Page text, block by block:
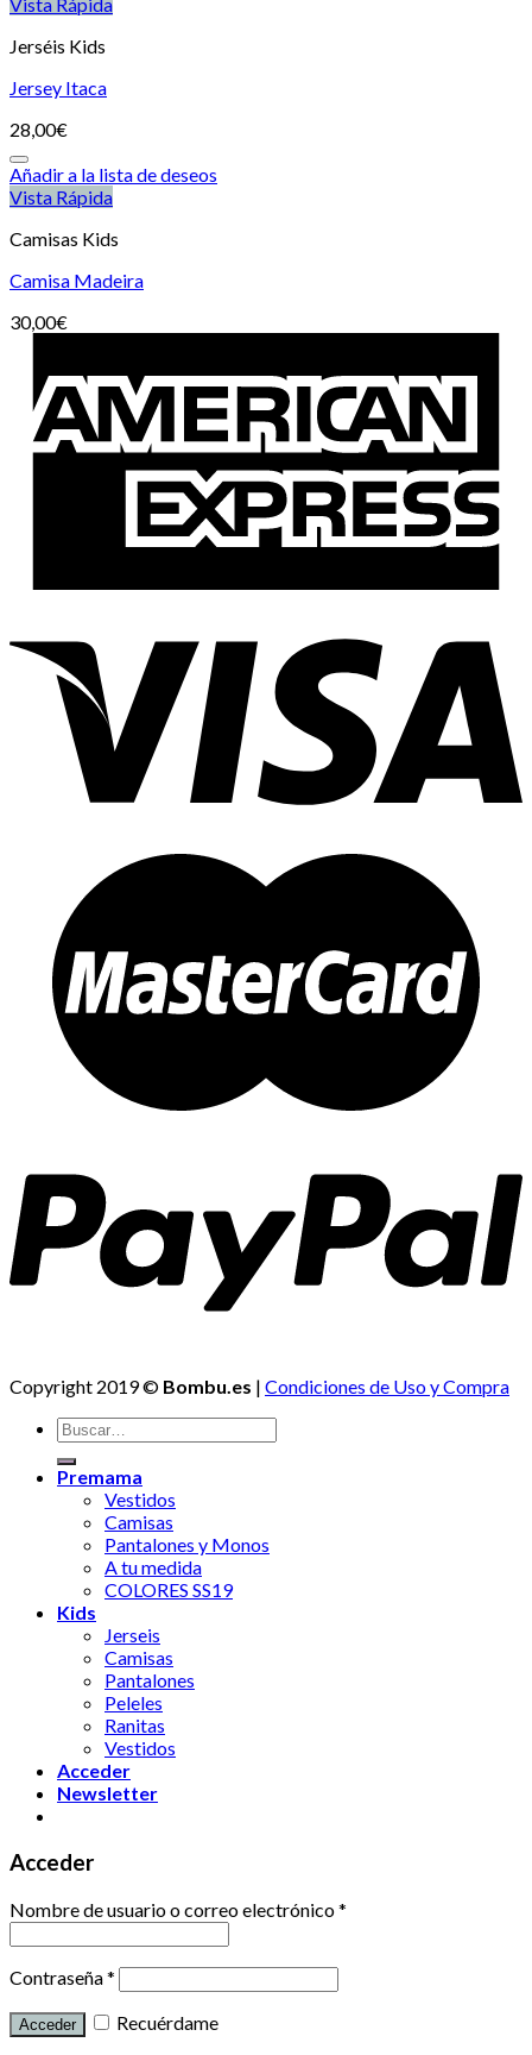
Jerséis Kids
Jersey Itaca
28,00€
Añadir a la lista de deseos
Vista Rápida
Camisas Kids
Camisa Madeira
30,00€
Copyright 2019 © Bombu.es | Condiciones de Uso y Compra
Premama
Vestidos
Camisas
Pantalones y Monos
A tu medida
COLORES SS19
Kids
Jerseis
Camisas
Pantalones
Peleles
Ranitas
Vestidos
Acceder
Newsletter
Acceder
Nombre de usuario o correo electrónico*
Contraseña*
Recuérdame